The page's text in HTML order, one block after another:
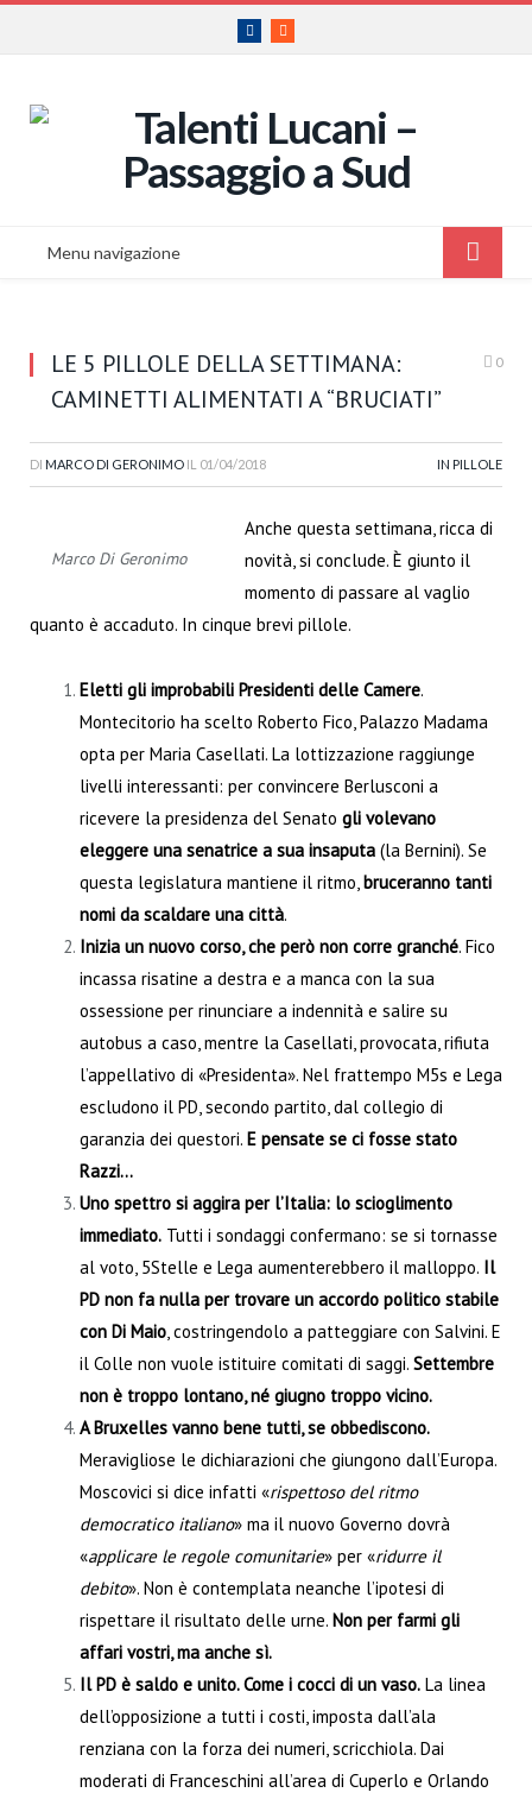
Facebook
RSS
Menu navigazione
LE 5 PILLOLE DELLA SETTIMANA:
CAMINETTI ALIMENTATI A “BRUCIATI”
0
DI MARCO DI GERONIMO IL 01/04/2018 IN PILLOLE
Marco Di Geronimo
Anche questa settimana, ricca di
novità, si conclude. È giunto il
momento di passare al vaglio
quanto è accaduto. In cinque brevi pillole.
Eletti gli improbabili Presidenti delle Camere.
Montecitorio ha scelto Roberto Fico, Palazzo Madama
opta per Maria Casellati. La lottizzazione raggiunge
livelli interessanti: per convincere Berlusconi a
ricevere la presidenza del Senato gli volevano
eleggere una senatrice a sua insaputa (la Bernini). Se
questa legislatura mantiene il ritmo,bruceranno tanti
nomi da scaldare una città.
Inizia un nuovo corso, che però non corre granché. Fico
incassa risatine a destra e a manca con la sua
ossessione per rinunciare a indennità e salire su
autobus a caso, mentre la Casellati, provocata, rifiuta
l’appellativo di «Presidenta». Nel frattempo M5s e Lega
escludono il PD, secondo partito, dal collegio di
garanzia dei questori. E pensate se ci fosse stato
Razzi…
Uno spettro si aggira per l’Italia: lo scioglimento
immediato. Tutti i sondaggi confermano: se si tornasse
al voto, 5Stelle e Lega aumenterebbero il malloppo. Il
PD non fa nulla per trovare un accordo politico stabile
con Di Maio, costringendolo a patteggiare con Salvini. E
il Colle non vuole istituire comitati di saggi. Settembre
non è troppo lontano, né giugno troppo vicino.
A Bruxelles vanno bene tutti, se obbediscono.
Meravigliose le dichiarazioni che giungono dall’Europa.
Moscovici si dice infatti «rispettoso del ritmo
democratico italiano» ma il nuovo Governo dovrà
«applicare le regole comunitarie» per «ridurre il
debito». Non è contemplata neanche l’ipotesi di
rispettare il risultato delle urne. Non per farmi gli
affari vostri, ma anche sì.
Il PD è saldo e unito. Come i cocci di un vaso. La linea
dell’opposizione a tutti i costi, imposta dall’ala
renziana con la forza dei numeri, scricchiola. Dai
moderati di Franceschini all’area di Cuperlo e Orlando